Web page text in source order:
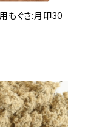
もぐさ:月印30